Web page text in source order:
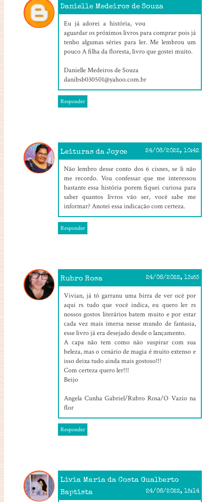
Danielle Medeiros de Souza
Eu já adorei a história, vou
aguardar os próximos livros para comprar pois já
tenho algumas séries para ler. Me lembrou um
pouco A filha da floresta, livro que gostei muito.
Danielle Medeiros de Souza
danibsb030501@yahoo.com.br
Responder
Leituras da Joyce 24/06/2022, 10:42
Não lembro desse conto dos 6 cisnes, se li não
me recordo. Vou confessar que me interessou
bastante essa história porem fiquei curiosa para
saber quantos livros vão ser, você sabe me
informar? Anotei essa indicação com certeza.
Responder
Rubro Rosa 24/06/2022, 13:53
Vivian, já tô garranu uma birra de ver ocê por
aqui rs tudo que você indica, eu quero ler rs
nossos gostos literários batem muito e por estar
cada vez mais imersa nesse mundo de fantasia,
esse livro já era desejado desde o lançamento.
A capa não tem como não suspirar com sua
beleza, mas o cenário de magia é muito extenso e
isso deixa tudo ainda mais gostoso!!!
Com certeza quero ler!!!
Beijo
Angela Cunha Gabriel/Rubro Rosa/O Vazio na
flor
Responder
Livia Maria da Costa Gualberto
Baptista
24/06/2022, 15:14